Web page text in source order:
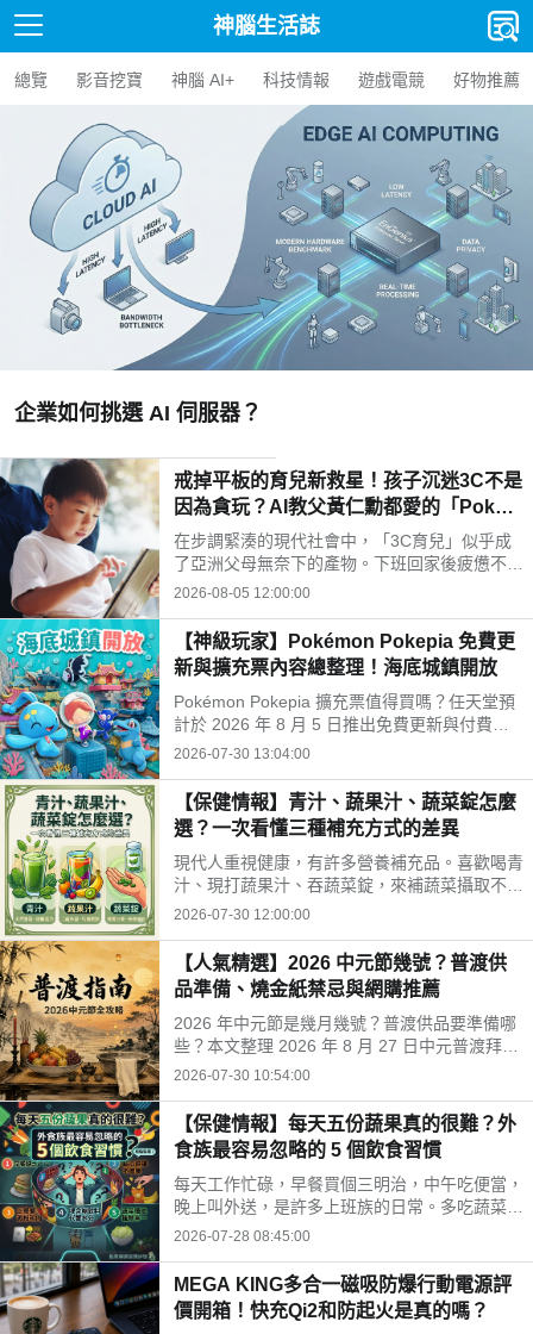
神腦生活誌
總覽 影音挖寶 神腦 AI+ 科技情報 遊戲電競 好物推薦
【人氣精選】Edge AI BOX 是什麼？企業導
AI BOX 選購指南與應用案例
戒掉平板的育兒新救星！孩子沉迷3C不是
因為貪玩？AI教父黃仁勳都愛的「Poketo
mo口袋狐獴陪伴機器人」用高EQ對話解
開孩子的孤單
在步調緊湊的現代社會中，「3C育兒」似乎成
了亞洲父母無奈下的產物。下班回家後疲憊不
堪，面對排山倒海的家務與工作訊息，為了換取
給孩子。
2026-08-05 12:00:00
【神級玩家】Pokémon Pokepia 免費更
新與擴充票內容總整理！海底城鎮開放
Pokémon Pokepia 擴充票值得買嗎？任天堂預
計於 2026 年 8 月 5 日推出免費更新與付費擴
充票第 1 彈「冒險泡泡海底的城鎮」。本文整
造與農作玩法，以及擴充票售價 TWD 840 的購
買獎勵細節！
2026-07-30 13:04:00
【保健情報】青汁、蔬果汁、蔬菜錠怎麼
選？一次看懂三種補充方式的差異
現代人重視健康，有許多營養補充品。喜歡喝青
汁、現打蔬果汁、吞蔬菜錠，來補蔬菜攝取不
足。這三種方式哪不同？哪種適合自己？來了解
2026-07-30 12:00:00
【人氣精選】2026 中元節幾號？普渡供
品準備、燒金紙禁忌與網購推薦
2026 年中元節是幾月幾號？普渡供品要準備哪
些？本文整理 2026 年 8 月 27 日中元普渡拜拜
時間、水果三牲禁忌、燒金紙順序與種類，並推
不踩雷。
2026-07-30 10:54:00
【保健情報】每天五份蔬果真的很難？外
食族最容易忽略的 5 個飲食習慣
每天工作忙碌，早餐買個三明治，中午吃便當，
晚上叫外送，是許多上班族的日常。多吃蔬菜、
水果，但落實到生活中卻不容易。你是不是也中
2026-07-28 08:45:00
MEGA KING多合一磁吸防爆行動電源評
價開箱！快充Qi2和防起火是真的嗎？